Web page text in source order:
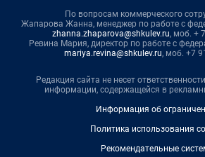
По вопросам коммерческого
Жапарова Жанна, менеджер по работе с
zhanna.zhaparova@shkulev.ru, моб. +
Ревина Мария, директор по работе с
mariya.revina@shkulev.ru, моб. +7
Редакция сайта не несет
информации, содержащейся в
Информация об
Политика использования
Рекомендательные